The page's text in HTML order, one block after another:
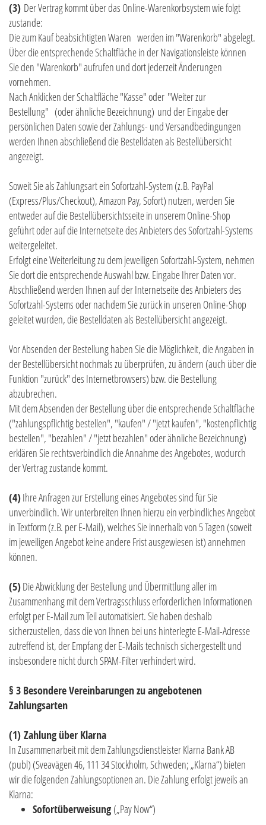
(3) Der Vertrag kommt über das Online-Warenkorbsystem wie folgt
zustande:
Die zum Kauf beabsichtigten Waren werden im "Warenkorb" abgelegt.
Über die entsprechende Schaltfläche in der Navigationsleiste können
Sie den "Warenkorb" aufrufen und dort jederzeit Änderungen
vornehmen.
Nach Anklicken der Schaltfläche "Kasse" oder "Weiter zur
Bestellung" (oder ähnliche Bezeichnung) und der Eingabe der
persönlichen Daten sowie der Zahlungs- und Versandbedingungen
werden Ihnen abschließend die Bestelldaten als Bestellübersicht
angezeigt.
Soweit Sie als Zahlungsart ein Sofortzahl-System (z.B. PayPal
(Express/Plus/Checkout), Amazon Pay, Sofort) nutzen, werden Sie
entweder auf die Bestellübersichtsseite in unserem Online-Shop
geführt oder auf die Internetseite des Anbieters des Sofortzahl-Systems
weitergeleitet.
Erfolgt eine Weiterleitung zu dem jeweiligen Sofortzahl-System, nehmen
Sie dort die entsprechende Auswahl bzw. Eingabe Ihrer Daten vor.
Abschließend werden Ihnen auf der Internetseite des Anbieters des
Sofortzahl-Systems oder nachdem Sie zurück in unseren Online-Shop
geleitet wurden, die Bestelldaten als Bestellübersicht angezeigt.
Vor Absenden der Bestellung haben Sie die Möglichkeit, die Angaben in
der Bestellübersicht nochmals zu überprüfen, zu ändern (auch über die
Funktion "zurück" des Internetbrowsers) bzw. die Bestellung
abzubrechen.
Mit dem Absenden der Bestellung über die entsprechende Schaltfläche
("zahlungspflichtig bestellen", "kaufen" / "jetzt kaufen", "kostenpflichtig
bestellen", "bezahlen" / "jetzt bezahlen" oder ähnliche Bezeichnung)
erklären Sie rechtsverbindlich die Annahme des Angebotes, wodurch
der Vertrag zustande kommt.
(4)Ihre Anfragen zur Erstellung eines Angebotes sind für Sie
unverbindlich. Wir unterbreiten Ihnen hierzu ein verbindliches Angebot
in Textform (z.B. per E-Mail), welches Sie innerhalb von 5 Tagen (soweit
im jeweiligen Angebot keine andere Frist ausgewiesen ist) annehmen
können.
(5)Die Abwicklung der Bestellung und Übermittlung aller im
Zusammenhang mit dem Vertragsschluss erforderlichen Informationen
erfolgt per E-Mail zum Teil automatisiert. Sie haben deshalb
sicherzustellen, dass die von Ihnen bei uns hinterlegte E-Mail-Adresse
zutreffend ist, der Empfang der E-Mails technisch sichergestellt und
insbesondere nicht durch SPAM-Filter verhindert wird.
§ 3 Besondere Vereinbarungen zu angebotenen
Zahlungsarten
(1) Zahlung über Klarna
In Zusammenarbeit mit dem Zahlungsdienstleister Klarna Bank AB
(publ) (Sveavägen 46, 111 34 Stockholm, Schweden; „Klarna“) bieten
wir die folgenden Zahlungsoptionen an. Die Zahlung erfolgt jeweils an
Klarna:
Sofortüberweisung („Pay Now“)